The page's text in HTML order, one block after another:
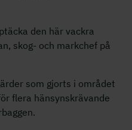
den här vackra
skog- och markchef på
som gjorts i området
flera hänsynskrävande